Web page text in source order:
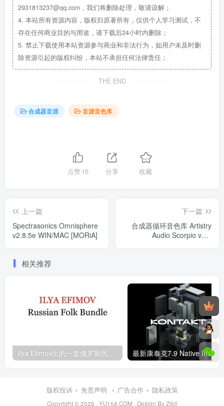
2931813237@qq.com，我们将删除处理，敬请谅解；
4. 本站所有资源内容，版权归原著所有，仅供个人学习测试，不
存在任何商业目的与用途，请下载后24小时内删除；
5. 禁止下载使用本站资源参与商业和非法行为，如用户未及时删
除资源引起的版权纠纷，本站不承担任何法律责任；
THE END
合成器音源 音源音色库
点赞15 分享 收藏
上一篇
Spectrasonics Omnisphere
v2.8.5e WIN/MAC [MORiA]
下一篇
合成器循环音色库 Artistry
Audio Scorpio v1.1
相关推荐
Ilya Efimov出的一套俄罗斯民族乐器音源 康泰克音色
版权投诉 免责声明 广告合作 隐私政策
Copyright © 2026 · YU158.COM · Design By Zibll